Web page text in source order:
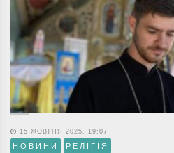
15 ЖОВТНЯ 2025, 19:07
НОВИНИ РЕЛІГІЯ